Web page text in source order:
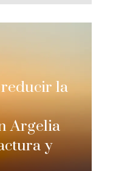
la
Argelia
y